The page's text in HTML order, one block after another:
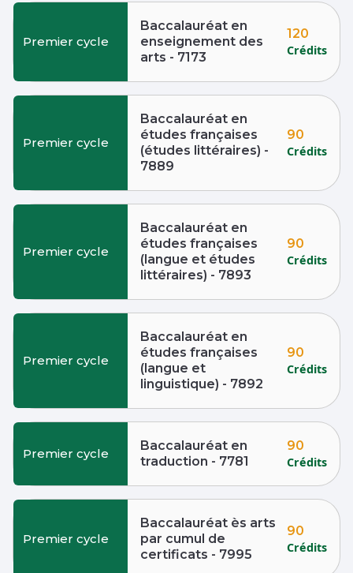
Premier cycle
Baccalauréat en
enseignement des
arts - 7173
120
Crédits
Premier cycle
Baccalauréat en
études françaises
(études littéraires) -
7889
90
Crédits
Premier cycle
Baccalauréat en
études françaises
(langue et études
littéraires) - 7893
90
Crédits
Premier cycle
Baccalauréat en
études françaises
(langue et
linguistique) - 7892
90
Crédits
Premier cycle
Baccalauréat en
traduction - 7781
90
Crédits
Premier cycle
Baccalauréat ès arts
par cumul de
certificats - 7995
90
Crédits